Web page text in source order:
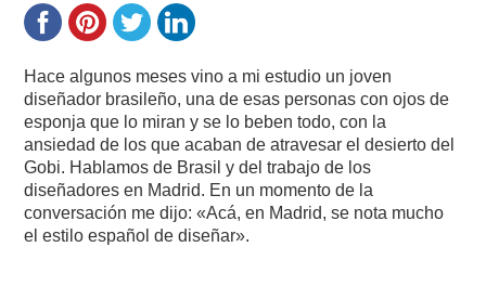
Hace algunos meses vino a mi estudio un joven
diseñador brasileño, una de esas personas con ojos de
esponja que lo miran y se lo beben todo, con la
ansiedad de los que acaban de atravesar el desierto del
Gobi. Hablamos de Brasil y del trabajo de los
diseñadores en Madrid. En un momento de la
conversación me dijo: «Acá, en Madrid, se nota mucho
el estilo español de diseñar».